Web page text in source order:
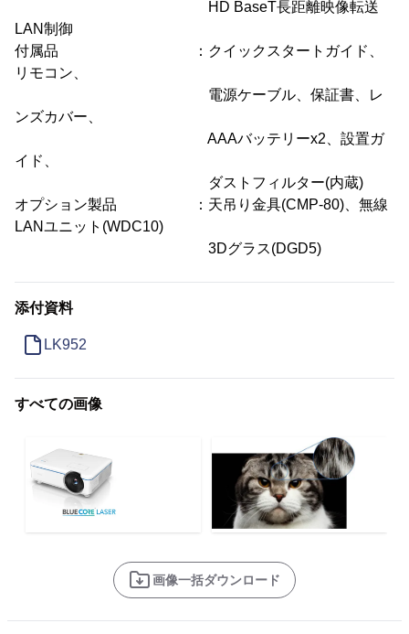
HD BaseT長距離映像転送
LAN制御
付属品 ：クイックスタートガイド、
リモコン、
電源ケーブル、保証書、レ
ンズカバー、
AAAバッテリーx2、設置ガ
イド、
ダストフィルター(内蔵)
オプション製品 ：天吊り金具(CMP-80)、無線
LANユニット(WDC10)
3Dグラス(DGD5)
添付資料
LK952
すべての画像
画像一括ダウンロード